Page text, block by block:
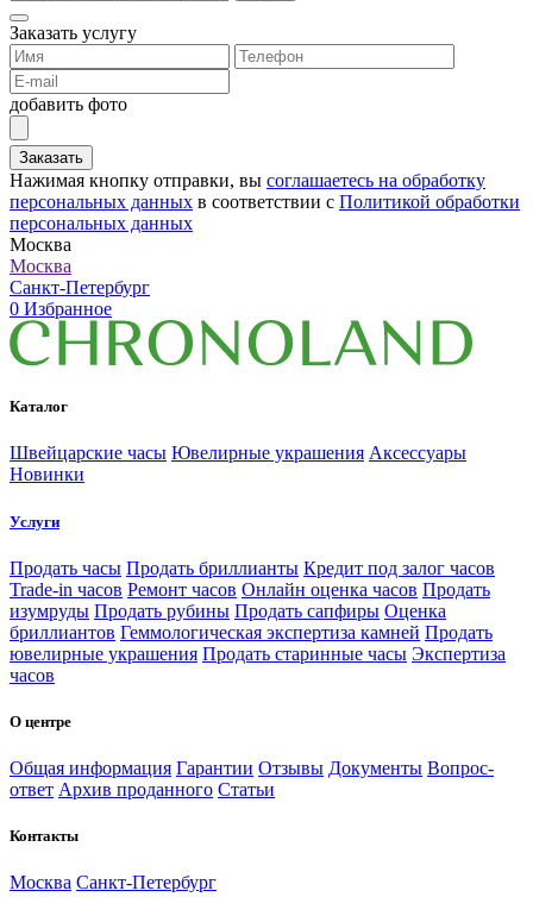
Заказать услугу
добавить фото
Заказать
Нажимая кнопку отправки, вы соглашаетесь на обработку
персональных данных в соответствии с Политикой обработки
персональных данных
Москва
Москва
Санкт-Петербург
0 Избранное
Каталог
Швейцарские часы Ювелирные украшения Аксессуары
Новинки
Услуги
Продать часы Продать бриллианты Кредит под залог часов
Trade-in часов Ремонт часов Онлайн оценка часов Продать
изумруды Продать рубины Продать сапфиры Оценка
бриллиантов Геммологическая экспертиза камней Продать
ювелирные украшения Продать старинные часы Экспертиза
часов
О центре
Общая информация Гарантии Отзывы Документы Вопрос-
ответ Архив проданного Статьи
Контакты
Москва Санкт-Петербург